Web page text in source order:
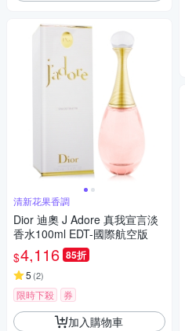
清新花果香調
Dior 迪奧 J Adore 真我宣言淡
香水100ml EDT-國際航空版
$4,116 85折
5 (2)
限時下殺 券
加入購物車